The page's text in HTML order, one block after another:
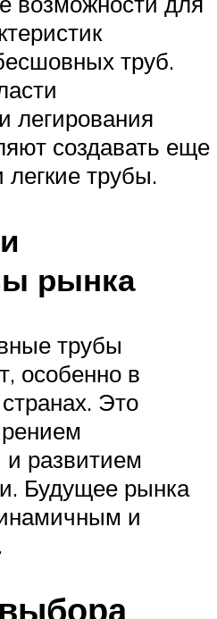
труб.
легирования
создавать еще
трубы.
рынка
трубы
особенно в
Это
развитием
Будущее рынка
и